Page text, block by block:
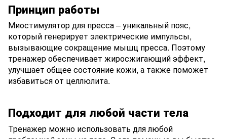
Принцип работы
Миостимулятор для пресса – уникальный пояс,
который генерирует электрические импульсы,
вызывающие сокращение мышц пресса. Поэтому
тренажер обеспечивает жиросжигающий эффект,
улучшает общее состояние кожи, а также поможет
избавиться от целлюлита.
Подходит для любой части тела
Тренажер можно использовать для любой